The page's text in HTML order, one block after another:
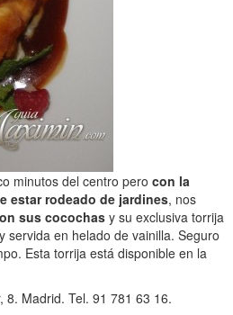
minutos del centro pero con la
estar rodeado de jardines, nos
sus cocochas y su exclusiva torrija
servida en helado de vainilla. Seguro
Esta torrija está disponible en la
8. Madrid. Tel. 91 781 63 16.